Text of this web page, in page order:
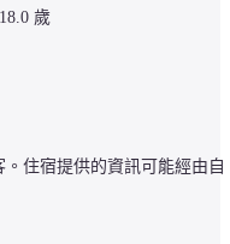
歲
住宿提供的資訊可能經由自